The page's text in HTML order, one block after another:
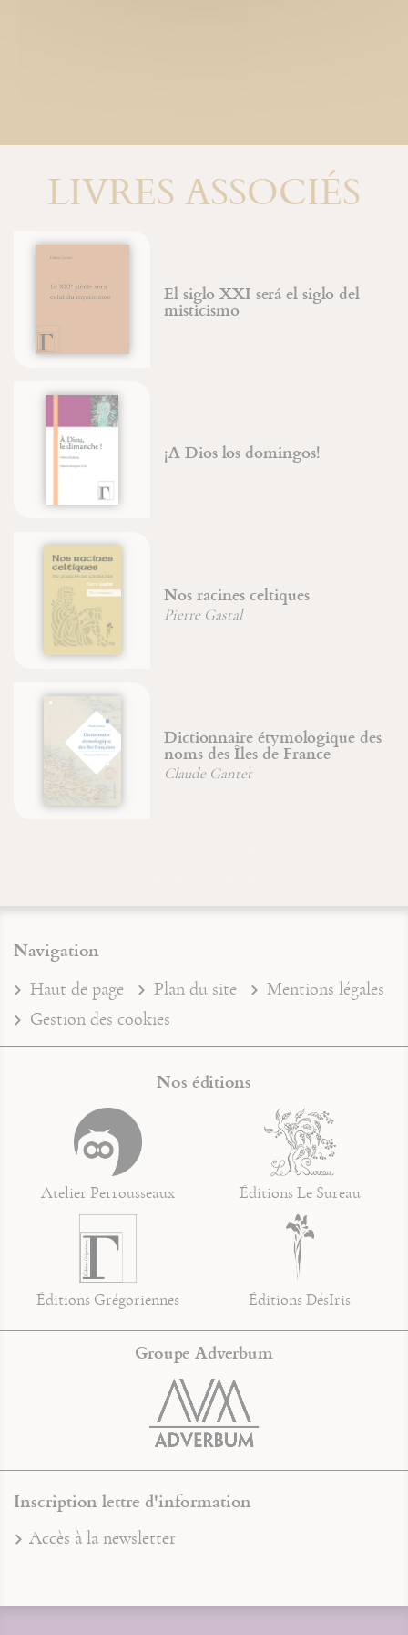
LIVRES ASSOCIÉS
El siglo XXI será el siglo del
¡A Dios los domingos!
Nos racines celtiques
Pierre Gastal
Dictionnaire étymologique des
noms des Îles de France
Claude Gantet
Navigation
Haut de page Plan du site
Mentions légales
Gestion des cookies
Nos éditions
Atelier Perrousseaux Éditions Le Sureau
Éditions Grégoriennes Éditions DésIris
Groupe Adverbum
Inscription lettre d'information
Accès à la newsletter